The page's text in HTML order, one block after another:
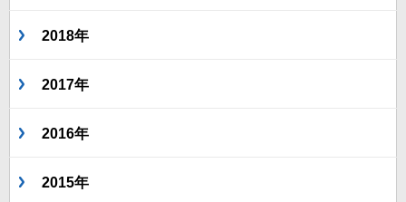
2018年
2017年
2016年
2015年